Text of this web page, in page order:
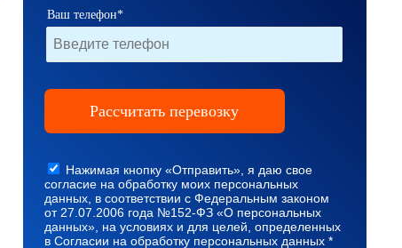
Ваш телефон*
Нажимая кнопку «Отправить», я даю свое
согласие на обработку моих персональных
данных, в соответствии с Федеральным законом
от 27.07.2006 года №152-ФЗ «О персональных
данных», на условиях и для целей, определенных
в Согласии на обработку персональных данных *